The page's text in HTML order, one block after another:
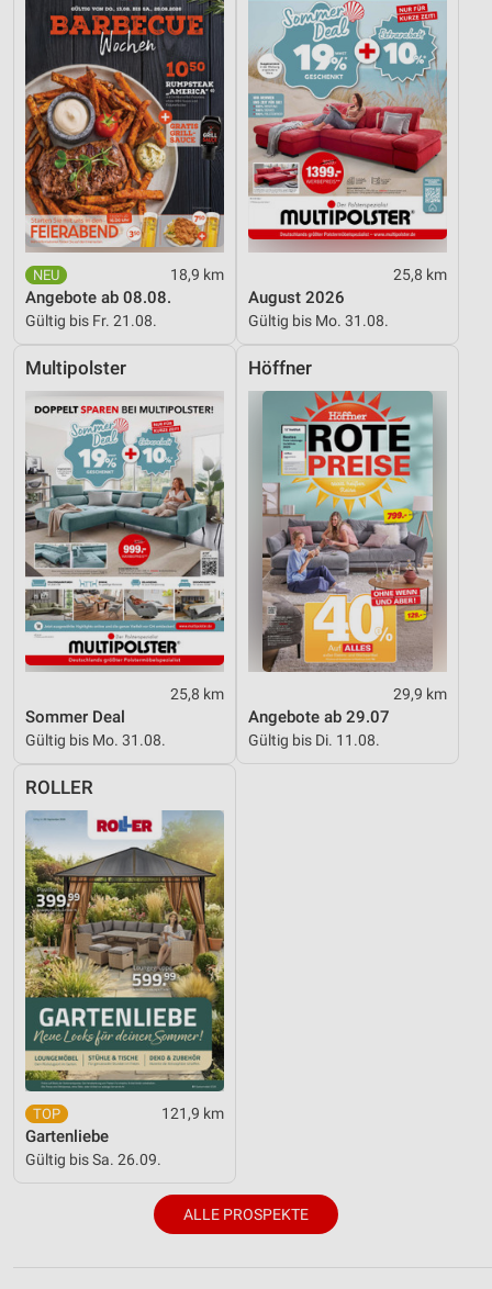
18,9 km
Angebote ab 08.08.
Gültig bis Fr. 21.08.
25,8 km
August 2026
Gültig bis Mo. 31.08.
Multipolster
25,8 km
Sommer Deal
Gültig bis Mo. 31.08.
Höffner
29,9 km
Angebote ab 29.07
Gültig bis Di. 11.08.
ROLLER
121,9 km
Gartenliebe
Gültig bis Sa. 26.09.
ALLE PROSPEKTE